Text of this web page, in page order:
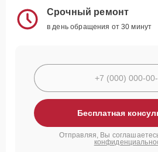
Срочный ремонт
в день обращения от 30 минут
Бесплатная
Отправляя, Вы